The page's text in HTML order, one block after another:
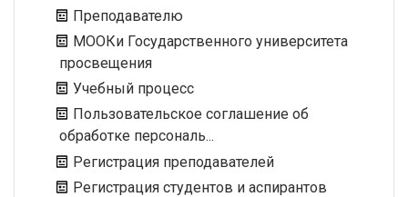
Преподавателю
МООКи Государственного университета
просвещения
Учебный процесс
Пользовательское соглашение об
обработке персональ...
Регистрация преподавателей
Регистрация студентов и аспирантов